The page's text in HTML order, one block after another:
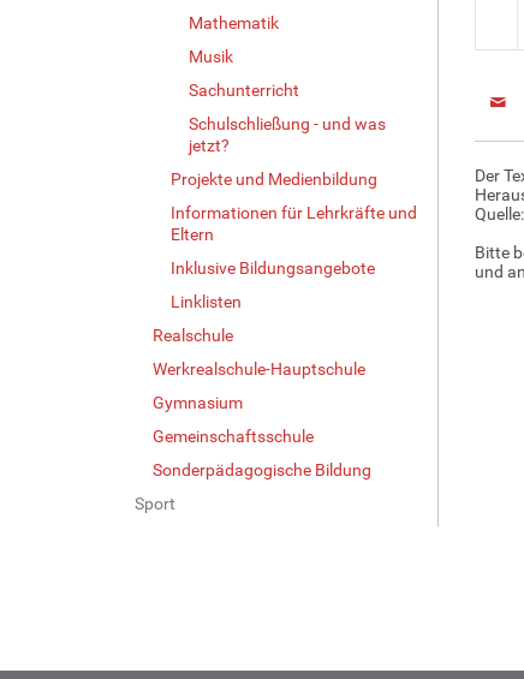
Mathematik
Musik
Sachunterricht
Schulschließung - und was
jetzt?
Projekte und Medienbildung
Informationen für Lehrkräfte und
Eltern
Inklusive Bildungsangebote
Linklisten
Realschule
Werkrealschule-Hauptschule
Gymnasium
Gemeinschaftsschule
Sonderpädagogische Bildung
Sport
Der
Quelle:
Bitte
und